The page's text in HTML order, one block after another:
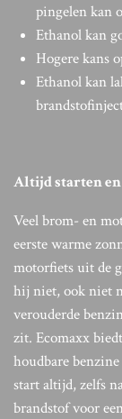
pingelen kan
Ethanol kan
Hogere kans
Ethanol kan
Altijd starten
Veel brom- en
eerste warme
motorfiets uit de
hij niet, ook niet
verouderde
zit. Ecomaxx
houdbare
start altijd, zelfs
brandstof voor